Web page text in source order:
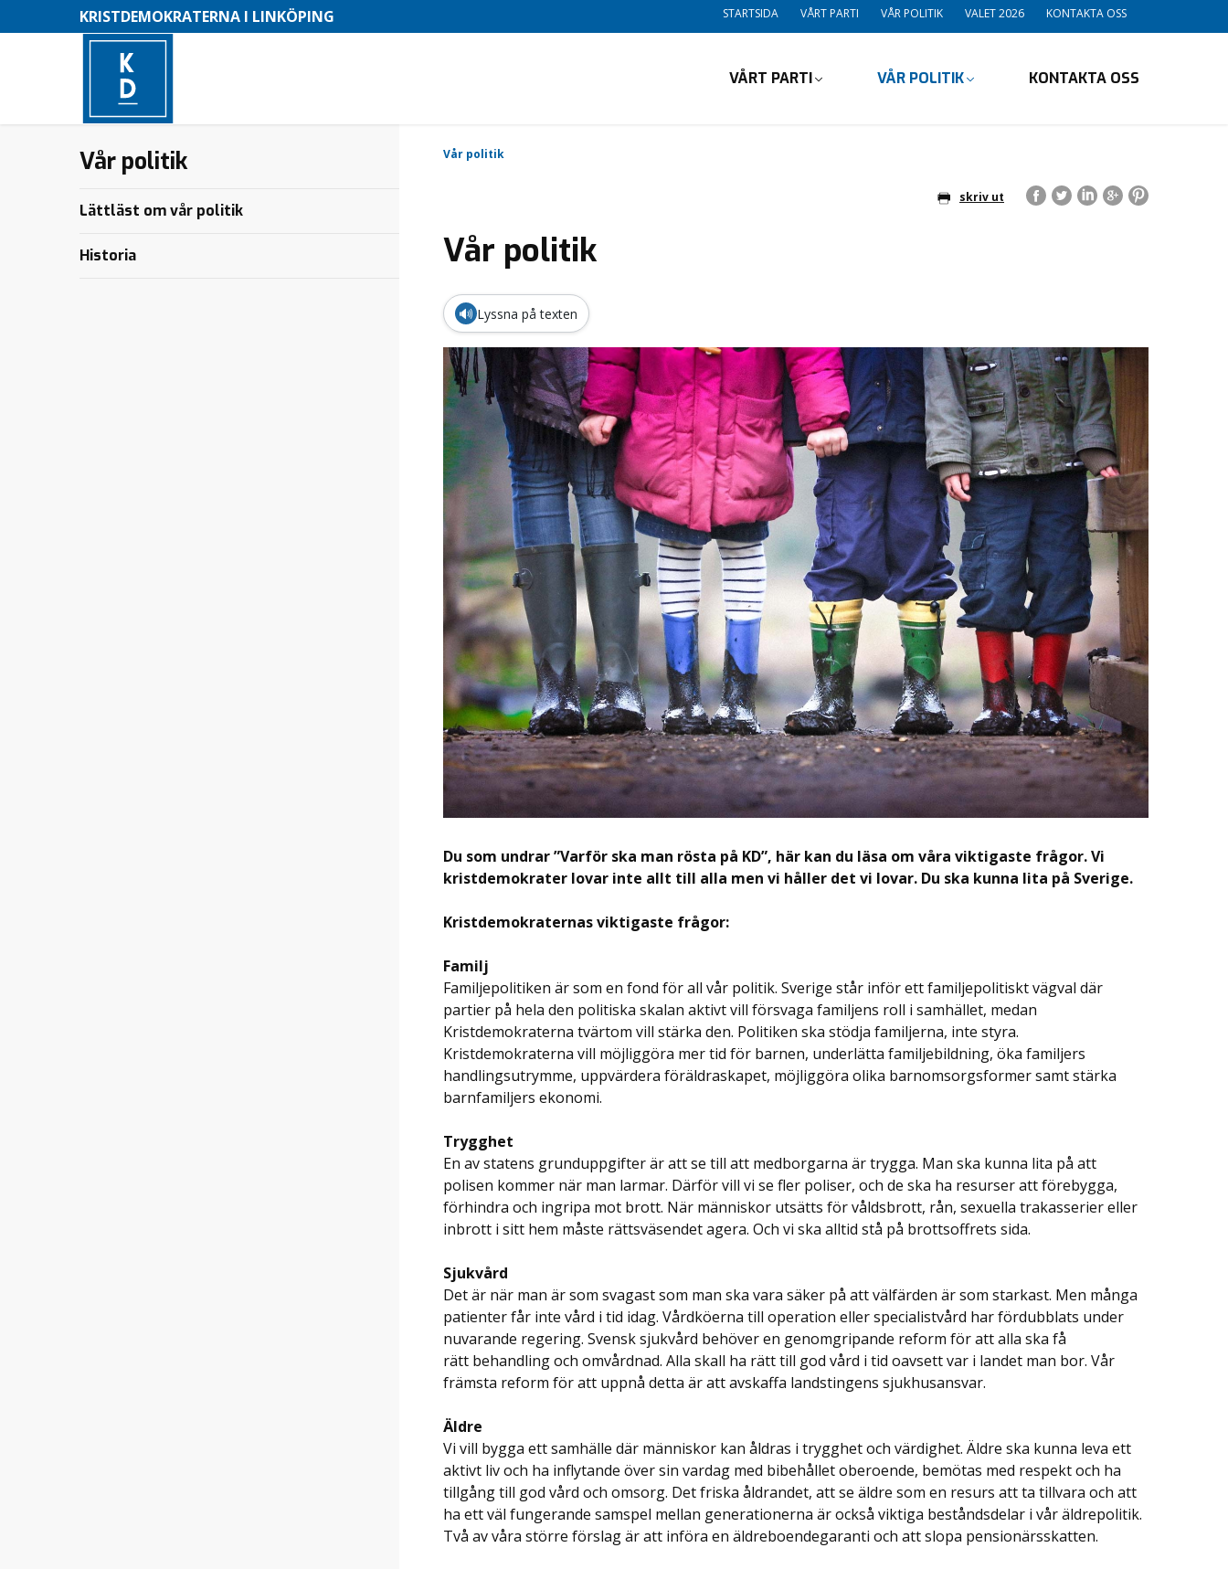
KRISTDEMOKRATERNA I LINKÖPING STARTSIDA VÅRT PARTI VÅR POLITIK VALET 2026 KONTAKTA OSS
VÅRT PARTI VÅR POLITIK KONTAKTA OSS
Vår politik
skriv ut
Vår politik
🔊 Lyssna på texten
Du som undrar ”Varför ska man rösta på KD”, här kan du läsa om våra viktigaste frågor.Vi
kristdemokrater lovar inte allt till alla men vi håller det vi lovar. Du ska kunna lita på Sverige.
Kristdemokraternas viktigaste frågor:
Familj
Familjepolitiken är som en fond för all vår politik. Sverige står inför ett familjepolitiskt vägval där
partier på hela den politiska skalan aktivt vill försvaga familjens roll i samhället, medan
Kristdemokraterna tvärtom vill stärka den. Politiken ska stödja familjerna, inte styra.
Kristdemokraterna vill möjliggöra mer tid för barnen, underlätta familjebildning, öka familjers
handlingsutrymme, uppvärdera föräldraskapet, möjliggöra olika barnomsorgsformer samt stärka
barnfamiljers ekonomi.
Trygghet
En av statens grunduppgifter är att se till att medborgarna är trygga. Man ska kunna lita på att
polisen kommer när man larmar. Därför vill vi se fler poliser, och de ska ha resurser att förebygga,
förhindra och ingripa mot brott. När människor utsätts för våldsbrott, rån, sexuella trakasserier eller
inbrott i sitt hem måste rättsväsendet agera. Och vi ska alltid stå på brottsoffrets sida.
Sjukvård
Det är när man är som svagast som man ska vara säker på att välfärden är som starkast. Men många
patienter får inte vård i tid idag. Vårdköerna till operation eller specialistvård har fördubblats under
nuvarande regering. Svensk sjukvård behöver en genomgripande reform för att alla ska få
rätt behandling och omvårdnad. Alla skall ha rätt till god vård i tid oavsett var i landet man bor. Vår
främsta reform för att uppnå detta är att avskaffa landstingens sjukhusansvar.
Äldre
Vi vill bygga ett samhälle där människor kan åldras i trygghet och värdighet. Äldre ska kunna leva ett
aktivt liv och ha inflytande över sin vardag med bibehållet oberoende, bemötas med respekt och ha
tillgång till god vård och omsorg. Det friska åldrandet, att se äldre som en resurs att ta tillvara och att
ha ett väl fungerande samspel mellan generationerna är också viktiga beståndsdelar i vår äldrepolitik.
Två av våra större förslag är att införa en äldreboendegaranti och att slopa pensionärsskatten.
Vår politik–
e
Lättläst om vår politik
Historia